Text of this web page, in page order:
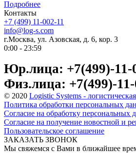
Подробнее
Контакты
+7 (499) 11-002-11
info@log-s.com
г.Москва, ул. Азовская, д. 6, кор. 3
0:00 - 23:59
Юр.лица: +7(499)-11-
Физ.лица: +7(499)-
© 2020 Logistic Systems -
Политика обработки персональных
Согласие на обработку персональных
Согласие на получение новостной и
Пользовательское соглашение
ЗАКАЗАТЬ ЗВОНОК
Мы свяжемся с Вами в ближайшее